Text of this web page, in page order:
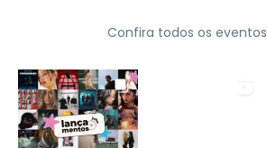
Confira todos os eventos